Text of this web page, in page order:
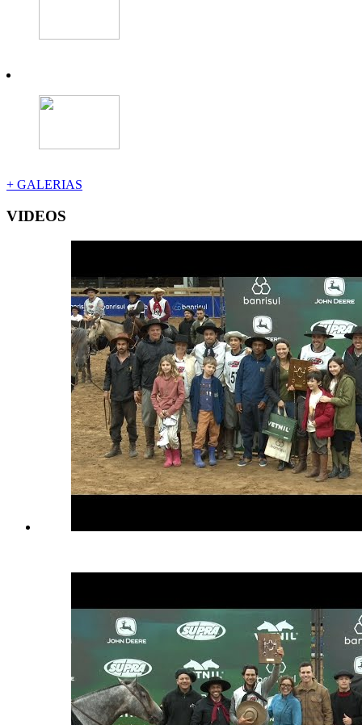
+ GALERIAS
VIDEOS